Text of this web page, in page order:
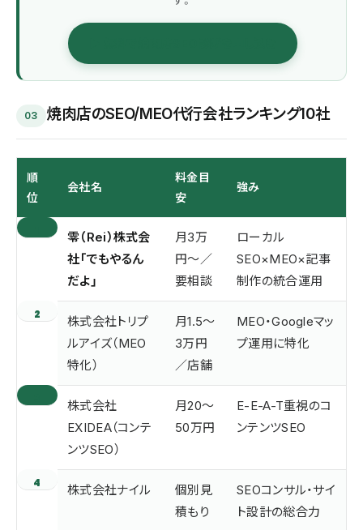
03 焼肉店のSEO/MEO代行会社ランキング10社
順
位
会社名
料金目
安
強み
零（Rei）株式会
社「でもやるん
だよ」
月3万
円〜／
要相談
ローカル
SEO×MEO×記事
制作の統合運用
2
株式会社トリプ
ルアイズ（MEO
特化）
月1.5〜
3万円
／店舗
MEO・Googleマッ
プ運用に特化
株式会社
EXIDEA（コンテ
ンツSEO）
月20〜
50万円
E-E-A-T重視のコ
ンテンツSEO
4 株式会社ナイル
個別見
積もり
SEOコンサル・サイ
ト設計の総合力